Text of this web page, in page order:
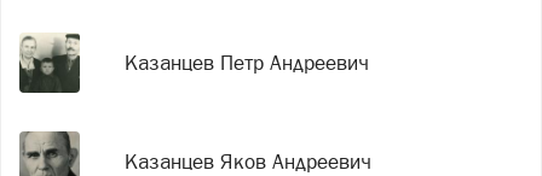
Казанцев Петр Андреевич
Казанцев Яков Андреевич